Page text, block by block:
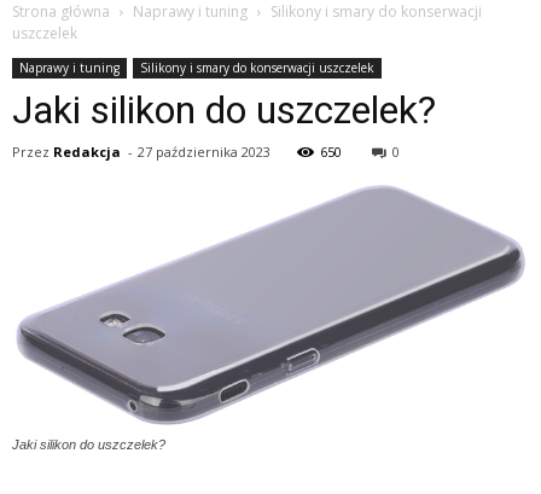
Strona główna Naprawy i tuning
Silikony i smary do konserwacji
uszczelek
Naprawy i tuning Silikony i smary do konserwacji uszczelek
Jaki silikon do uszczelek?
Przez Redakcja - 27 października 2023 650 0
Jaki silikon do uszczelek?